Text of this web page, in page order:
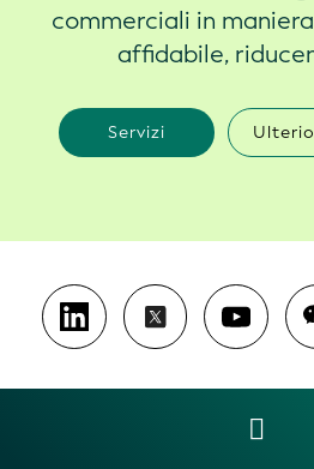
commerciali in
affidabile,
Servizi